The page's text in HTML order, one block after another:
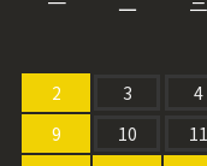
2
3 4
9
10 11